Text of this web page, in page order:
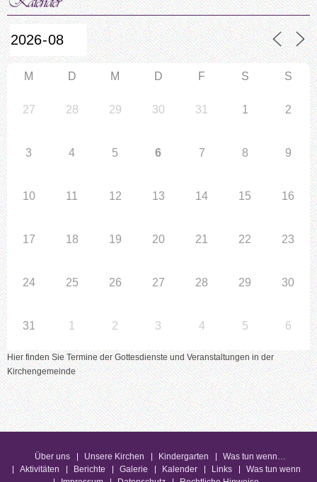
M D M D F S S
27 28 29 30 31 1 2
3 4 5 6 7 8 9
10 11 12 13 14 15 16
17 18 19 20 21 22 23
24 25 26 27 28 29 30
31 1 2 3 4 5 6
Hier finden Sie Termine der Gottesdienste und Veranstaltungen in der
Kirchengemeinde
Über uns Unsere Kirchen Kindergarten
Was tun wenn…
Aktivitäten
Berichte Galerie Kalender Links
Was tun wenn